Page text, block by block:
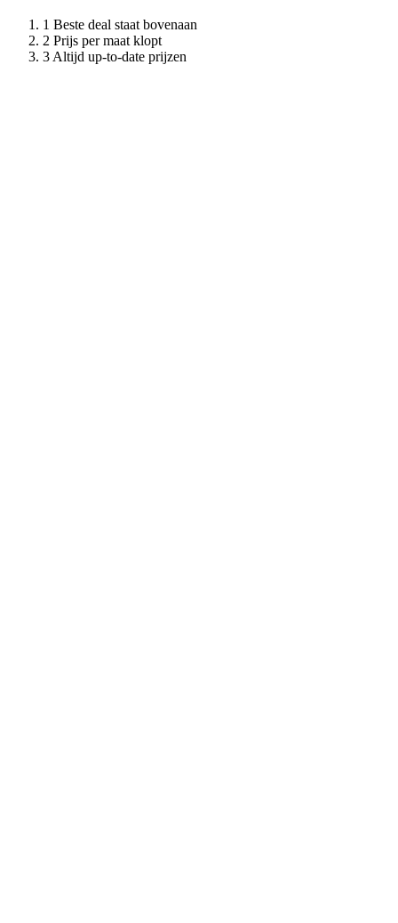
Beste deal staat bovenaan
Prijs per maat klopt
Altijd up-to-date prijzen